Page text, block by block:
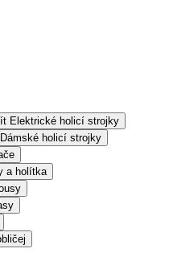
Elektrické holicí strojky
Dámské holicí strojky
a holítka